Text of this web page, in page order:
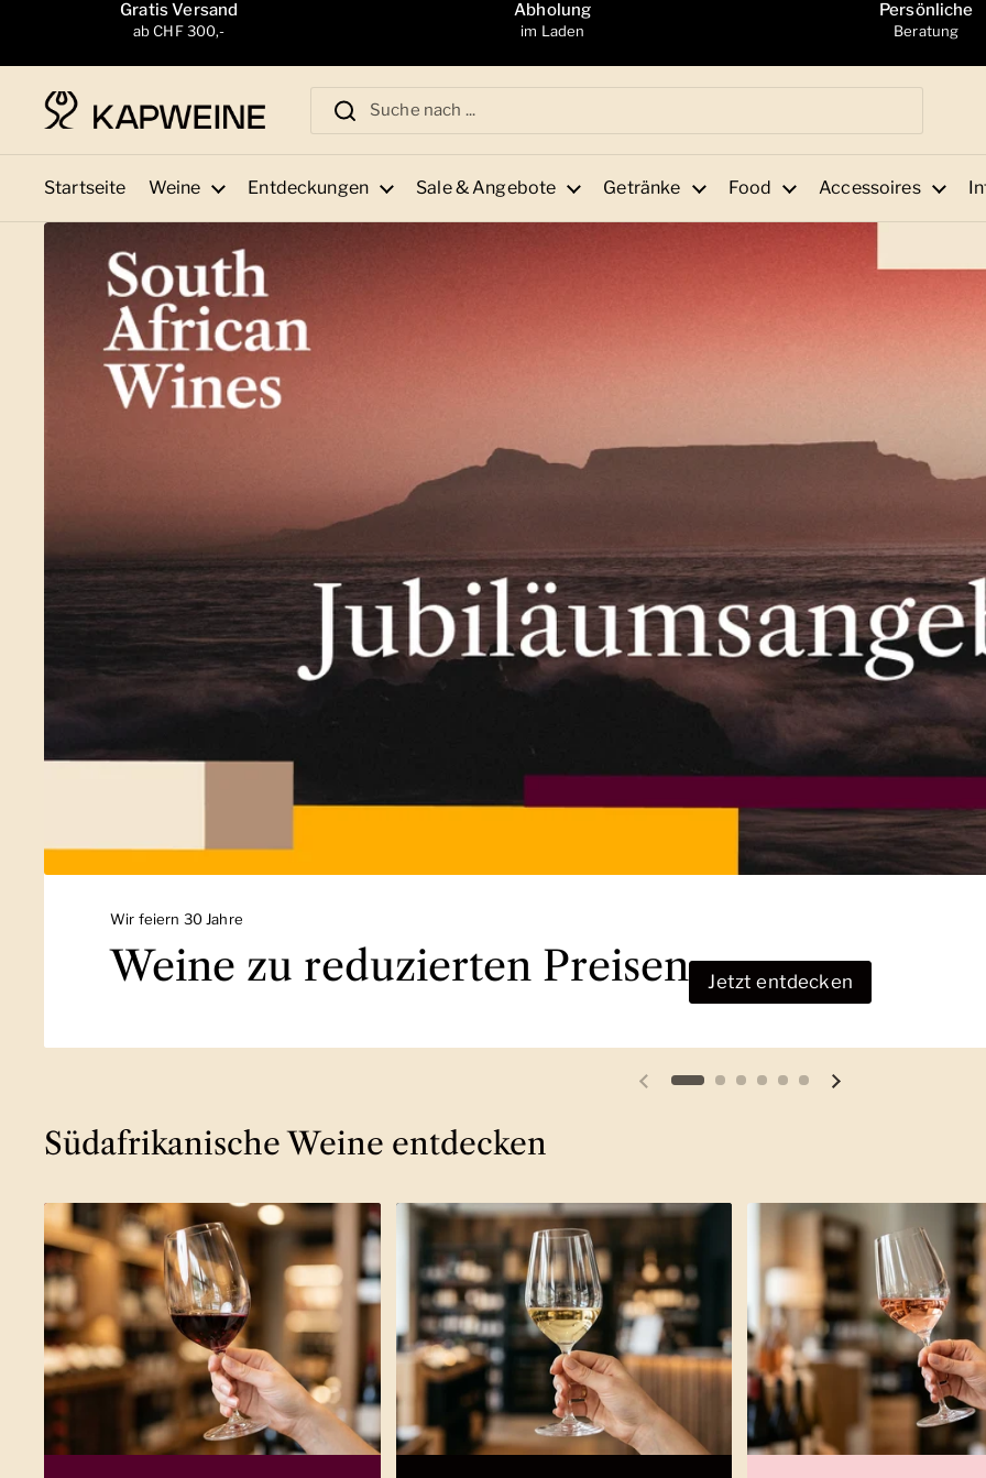
Zum Inhalt springenGratis Versand
ab CHF 300,-
Abholung
im Laden
Persönliche
Beratung
Startseite Weine Entdeckungen Sale & Angebote Getränke Food Accessoires
Wir feiern 30 Jahre
Weine zu reduzierten Preisen Jetzt entdecken
Vorherige Folie Nächste Folie
Südafrikanische Weine entdecken